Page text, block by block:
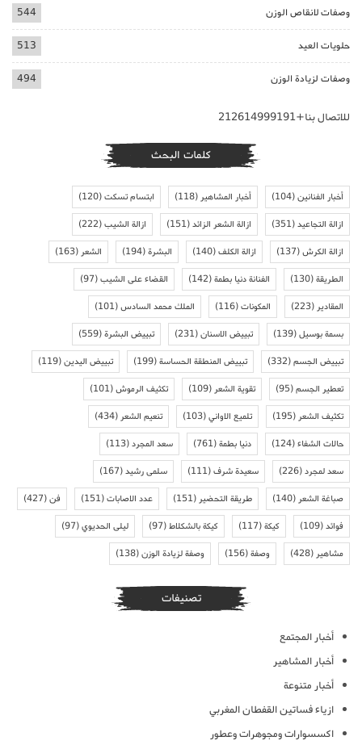
وصفات لانقاص الوزن 544
حلويات العيد 513
وصفات لزيادة الوزن 494
للاتصال بنا+212614999191
كلمات البحث
أخبار الفنانين(104) أخبار المشاهير(118) ابتسام تسكت(120)
ازالة التجاعيد(351) ازالة الشعر الزائد(151) ازالة الشيب(222)
ازالة الكرش(137) ازالة الكلف(140) البشرة(194) الشعر(163)
الطريقة(130) الفنانة دنيا بطمة(142) القضاء على الشيب(97)
المقادير(223) المكونات(116) الملك محمد السادس(101)
بسمة بوسيل(139) تبييض الاسنان(231) تبييض البشرة(559)
تبييض الجسم(332) تبييض المنطقة الحساسة(199) تبييض اليدين(119)
تعطير الجسم(95) تقوية الشعر(109) تكثيف الرموش(101)
تكثيف الشعر(195) تلميع الاواني(103) تنعيم الشعر(434)
حالات الشفاء(124) دنيا بطمة(761) سعد المجرد(113)
سعد لمجرد(226) سعيدة شرف(111) سلمى رشيد(167)
صباغة الشعر(140) طريقة التحضير(151) عدد الاصابات(151) فن(427)
فوائد(109) كيكة(117) كيكة بالشكلاط(97) ليلى الحديوي(97)
مشاهير(428) وصفة(156) وصفة لزيادة الوزن(138)
تصنيفات
أخبار المجتمع
أخبار المشاهير
أخبار متنوعة
ازياء فساتين القفطان المغربي
اكسسوارات ومجوهرات وعطور